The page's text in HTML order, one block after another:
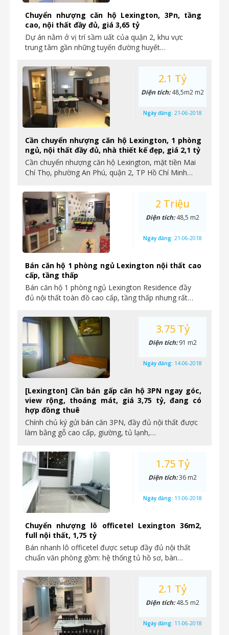
Chuyển nhượng căn hộ Lexington, 3Pn, tầng
cao, nội thất đầy đủ, giá 3,65 tỷ
Dự án nằm ở vị trí sầm uất của quận 2, khu vực
trung tâm gần những tuyến đường huyết…
Cần chuyển nhượng căn hộ Lexington, 1 phòng
ngủ, nội thất đầy đủ, nhà thiết kế đẹp, giá 2,1 tỷ
Cần chuyển nhượng căn hộ Lexington, mặt tiền Mai
Chí Thọ, phường An Phú, quận 2, TP Hồ Chí Minh…
2.1 Tỷ
Diện tích:48,5m2 m2
Ngày đăng: 21-06-2018
Bán căn hộ 1 phòng ngủ Lexington nội thất cao
cấp, tầng thấp
Bán căn hộ 1 phòng ngủ Lexington Residence đầy
đủ nội thất toàn đồ cao cấp, tầng thấp nhưng rất…
2 Triệu
Diện tích:48,5 m2
Ngày đăng: 21-06-2018
[Lexington] Cần bán gấp căn hộ 3PN ngay góc,
view rộng, thoáng mát, giá 3,75 tỷ, đang có
hợp đồng thuê
Chính chủ ký gửi bán căn 3PN, đầy đủ nội thất được
làm bằng gỗ cao cấp, giường, tủ lạnh,…
3.75 Tỷ
Diện tích:91 m2
Ngày đăng: 14-06-2018
Chuyển nhượng lô officetel Lexington 36m2,
full nội thất, 1,75 tỷ
Bán nhanh lô officetel được setup đầy đủ nội thất
chuẩn văn phòng gồm: hệ thống tủ hồ sơ, bàn…
1.75 Tỷ
Diện tích:36 m2
Ngày đăng: 11-06-2018
2.1 Tỷ
Diện tích:48.5 m2
Ngày đăng: 11-06-2018